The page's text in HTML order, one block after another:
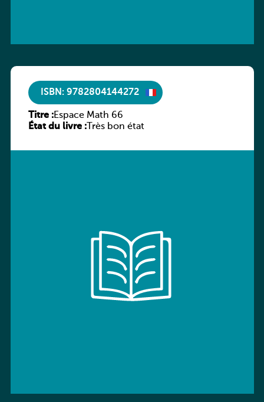
ISBN: 9782804144272
Titre :Espace Math 66
État du livre :Très bon état